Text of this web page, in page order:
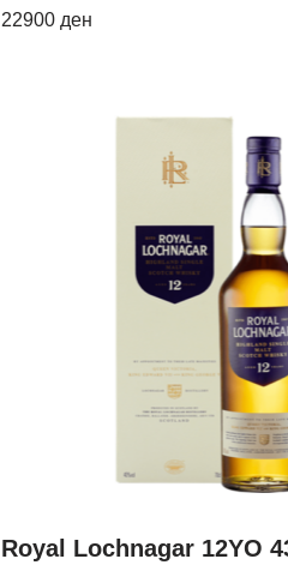
22900 ден
Royal Lochnagar 12YO